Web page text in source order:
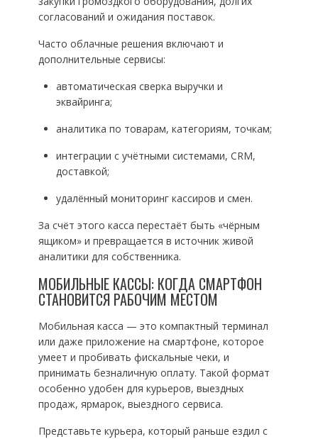
согласований и ожидания поставок.
Часто облачные решения включают и
дополнительные сервисы:
автоматическая сверка выручки и
эквайринга;
аналитика по товарам, категориям, точкам;
интеграции с учётными системами, CRM,
доставкой;
удалённый мониторинг кассиров и смен.
За счёт этого касса перестаёт быть «чёрным
ящиком» и превращается в источник живой
аналитики для собственника.
МОБИЛЬНЫЕ КАССЫ: КОГДА СМАРТФОН
СТАНОВИТСЯ РАБОЧИМ МЕСТОМ
Мобильная касса — это компактный терминал
или даже приложение на смартфоне, которое
умеет и пробивать фискальные чеки, и
принимать безналичную оплату. Такой формат
особенно удобен для курьеров, выездных
продаж, ярмарок, выездного сервиса.
Представьте курьера, который раньше ездил с